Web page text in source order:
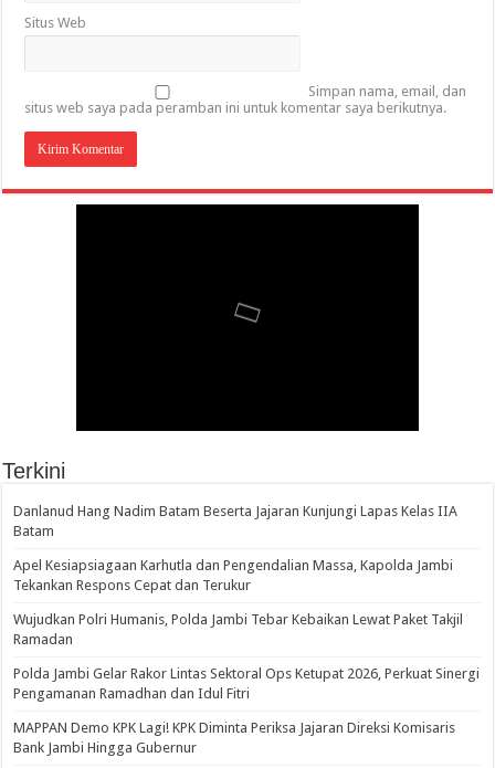
Situs Web
Simpan nama, email, dan
situs web saya pada peramban ini untuk komentar saya berikutnya.
Terkini
Danlanud Hang Nadim Batam Beserta Jajaran Kunjungi Lapas Kelas IIA
Batam
Apel Kesiapsiagaan Karhutla dan Pengendalian Massa, Kapolda Jambi
Tekankan Respons Cepat dan Terukur
Wujudkan Polri Humanis, Polda Jambi Tebar Kebaikan Lewat Paket Takjil
Ramadan
Polda Jambi Gelar Rakor Lintas Sektoral Ops Ketupat 2026, Perkuat Sinergi
Pengamanan Ramadhan dan Idul Fitri
‎MAPPAN Demo KPK Lagi! KPK Diminta Periksa Jajaran Direksi Komisaris
Bank Jambi Hingga Gubernur ‎